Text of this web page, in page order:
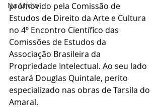
Na Mídia
promovido pela Comissão de
Estudos de Direito da Arte e Cultura
no 4º Encontro Científico das
Comissões de Estudos da
Associação Brasileira da
Propriedade Intelectual. Ao seu lado
estará Douglas Quintale, perito
especializado nas obras de Tarsila do
Amaral.